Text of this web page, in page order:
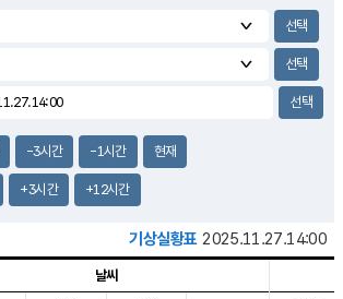
2.8m/s
-3시간 -1시간 현재
+3시간 +12시간
기상실황표 2025.11.27.14:00
날씨